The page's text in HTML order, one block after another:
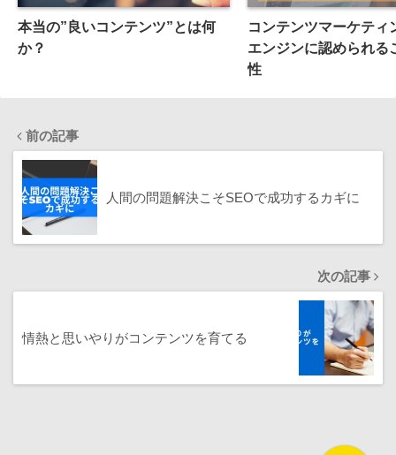
本当の”良いコンテンツ”とは何
か？
コンテンツマーケティ
エンジンに認められる
性
前の記事
人間の問題解決こそSEOで成功するカギに
次の記事
情熱と思いやりがコンテンツを育てる